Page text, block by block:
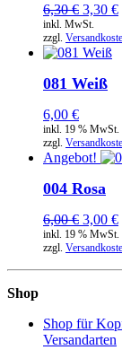
6,30€
Preis
war:
6,30 €
3,30 €
inkl. MwSt.
zzgl.
081 Weiß
6,00 €
inkl. 19 % MwSt.
zzgl.
Angebot!
004 Rosa
6,00€
Preis
war:
6,00 €
3,00 €
inkl. 19 % MwSt.
zzgl.
Shop
Shop für
Versandarten